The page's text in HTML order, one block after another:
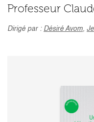
Professeur
Dirigé par : Désiré Avom,